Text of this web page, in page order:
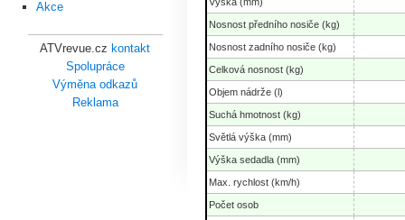
Nosnost předního nosiče (kg)
Nosnost zadního nosiče (kg)
Celková nosnost (kg)
Objem nádrže (l)
Suchá hmotnost (kg)
Světlá výška (mm)
Výška sedadla (mm)
Max. rychlost (km/h)
Počet osob
Akce
ATVrevue.cz kontakt
Spolupráce
Výměna odkazů
Reklama